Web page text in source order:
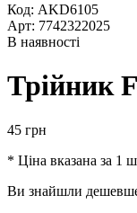
Код: AKD6105
Арт: 7742322025
В наявності
Трійник
45 грн
* Ціна вказана за 1
Ви знайшли